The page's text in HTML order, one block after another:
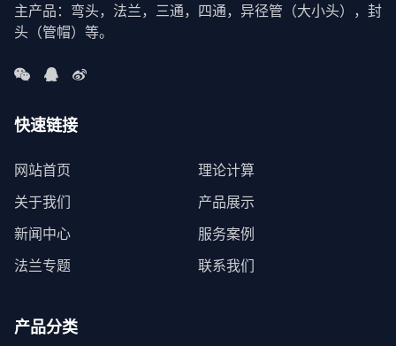
主产品：弯头，法兰，三通，四通，异径管（大小头），封
头（管帽）等。
快速链接
网站首页
理论计算
关于我们
产品展示
新闻中心
服务案例
法兰专题
联系我们
产品分类